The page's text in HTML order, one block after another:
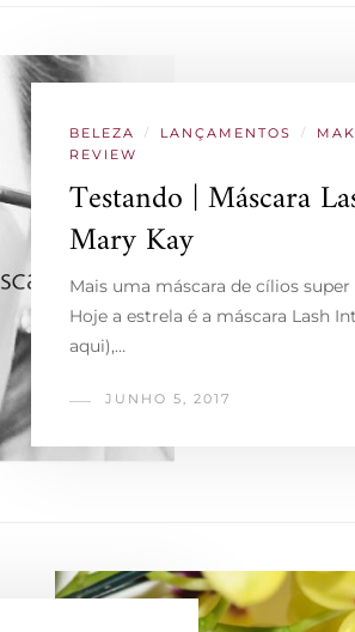
BELEZA / LANÇAMENTOS /
REVIEW
Testando | Máscara
Mary Kay
Mais uma máscara de cílios
Hoje a estrela é a máscara Lash
aqui),…
JUNHO 5, 2017